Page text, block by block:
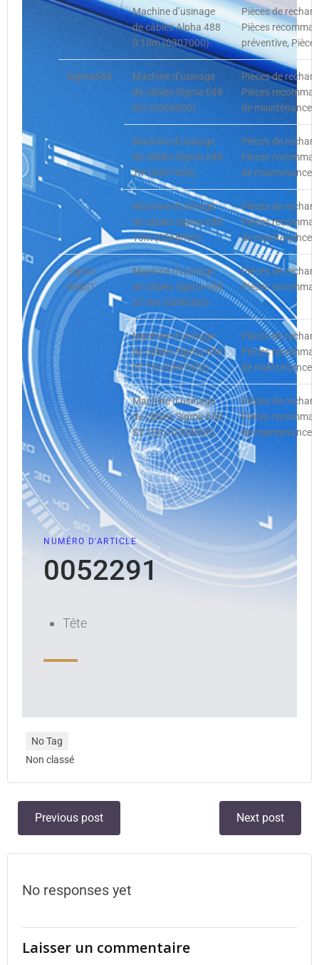
Machine d’usinage
de câbles Alpha 488
S 10m (0307000)
Pièces de
Pièces
préventive,
Sigma688
Machine d’usinage
de câbles Sigma 688
4m (0366000)
Pièces de
Pièces
de maintenance
Machine d’usinage
de câbles Sigma 688
7m (0367000)
Pièces de
Pièces
de maintenance
Machine d’usinage
de câbles Sigma 688
10m (0368000)
Pièces de
Pièces
de maintenance
Sigma
688ST
Machine d’usinage
de câbles Sigma 688
ST 4m (0396000)
Pièces de
Pièces
Machine d’usinage
de câbles Sigma 688
ST 7m (0397000)
Pièces de
Pièces
de maintenance
Machine d’usinage
de câbles Sigma 688
ST 10m (0398000)
Pièces de
Pièces
de maintenance
NUMÉRO D'ARTICLE
0052291
Tête
No Tag
Non classé
Previous post Next post
No responses yet
Laisser un commentaire